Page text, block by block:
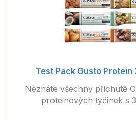
Test Pack Gusto
Neznáte všechny příchutě
proteinových tyčinek s